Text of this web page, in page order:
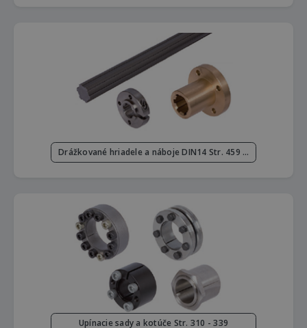
Drážkované hriadele a náboje DIN14 Str. 459 - 462
Upínacie sady a kotúče Str. 310 - 339